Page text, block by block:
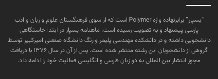
“بسپار” برابرنهاده واژه Polymer است که از سوی فرهنگستان علوم و زبان و ادب
پارسی پیشنهاد و به تصویب رسیده است. ماهنامه بسپار در ابتدا خاستگاهی
دانشجویی داشته و در دانشکده مهندسی پلیمر و رنگ دانشگاه صنعتی امیرکبیر توسط
گروهی از دانشجویان این رشته منتشر شده است. پس از آن در سال ۱۳۷۶ با دریافت
مجوز انتشار بین المللی به دو زبان فارسی و انگلیسی فعالیت خود را ادامه داد.